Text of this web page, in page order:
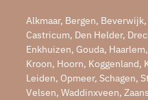
Alkmaar, Bergen,
Castricum, Den Helder,
Enkhuizen, Gouda,
Kroon, Hoorn, Koggenland,
Leiden, Opmeer, Schagen,
Velsen, Waddinxveen,